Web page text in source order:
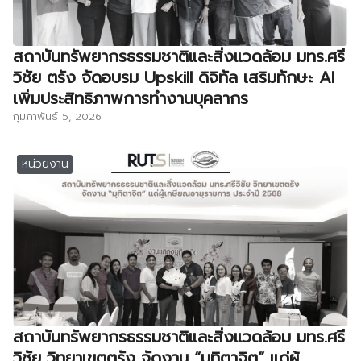
สถาบันทรัพยากรธรรมชาติและสิ่งแวดล้อม มทร.ศรี
วิชัย ตรัง จัดอบรม Upskill ดิจิทัล เสริมทักษะ AI
เพิ่มประสิทธิภาพการทำงานบุคลากร
กุมภาพันธ์ 5, 2026
หน่วยงาน
สถาบันทรัพยากรธรรมชาติและสิ่งแวดล้อม มทร.ศรี